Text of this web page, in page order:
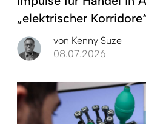
„elektrischer
von Kenny Suze
08.07.2026